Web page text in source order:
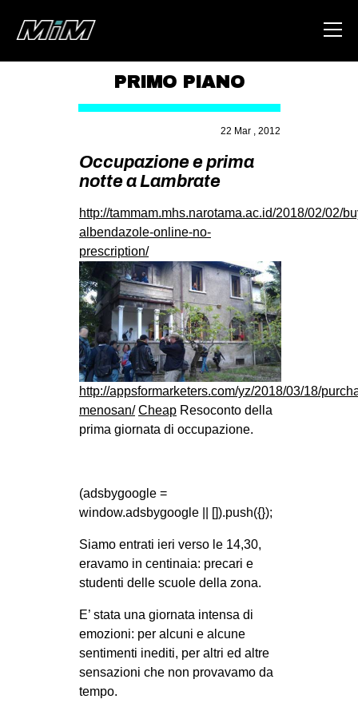
AREA
GAZA FREESTYLE
CSOA LAMBRETTA
MSM
STUDENTI TSUNAMI
ZAM
MILANO
MOBILITAZIONI
SPAZI
AMBIENTE
DIRITTO ALL’ABITARE
GENERI
MIGRAZIONI
REPRESSIONE
PRIMO PIANO
22 Mar , 2012
Occupazione e prima
notte a Lambrate
http://tammam.mhs.narotama.ac.id/2018/02/02/
albendazole-online-no-
prescription/
http://appsformarketers.com/yz/2018/03/18/
menosan/ Cheap Resoconto della
prima giornata di occupazione.
(adsbygoogle =
window.adsbygoogle || []).push({});
Siamo entrati ieri verso le 14,30,
eravamo in centinaia: precari e
studenti delle scuole della zona.
E’ stata una giornata intensa di
emozioni: per alcuni e alcune
sentimenti inediti, per altri ed altre
sensazioni che non provavamo da
tempo.